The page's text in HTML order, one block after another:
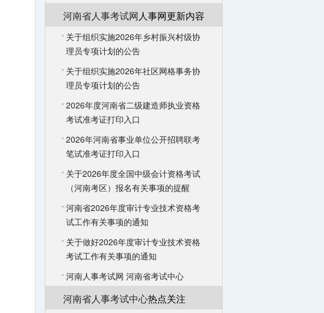
河南省人事考试网人事网更新内容
关于组织实施2026年乡村振兴村级协
理员专项计划的公告
关于组织实施2026年社区网格事务协
理员专项计划的公告
2026年度河南省二级建造师执业资格
考试准考证打印入口
2026年河南省事业单位公开招聘联考
笔试准考证打印入口
关于2026年度全国中级会计资格考试
（河南考区）报名有关事项的提醒
河南省2026年度审计专业技术资格考
试工作有关事项的通知
关于做好2026年度审计专业技术资格
考试工作有关事项的通知
河南人事考试网 河南省考试中心
河南省人事考试中心热点关注